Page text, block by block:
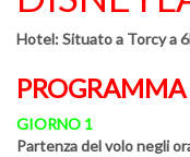
Hotel:Situato a Torcy a
PROGRAMMA
GIORNO 1
Partenza del volo negli